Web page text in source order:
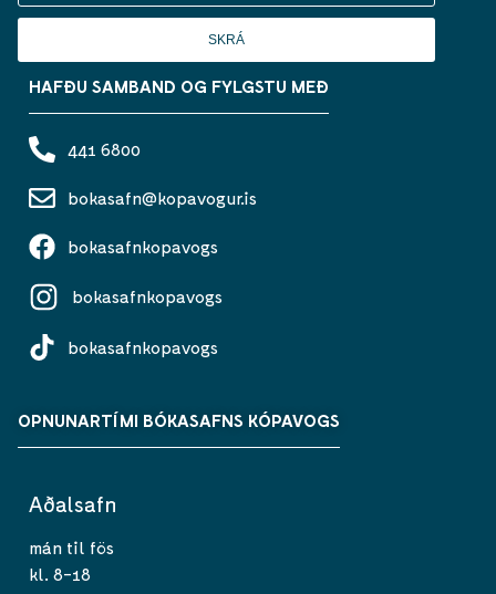
SKRÁ
HAFÐU SAMBAND OG FYLGSTU MEÐ
441 6800
bokasafn@kopavogur.is
bokasafnkopavogs
bokasafnkopavogs
bokasafnkopavogs
OPNUNARTÍMI BÓKASAFNS KÓPAVOGS
Aðalsafn
mán til fös
kl. 8-18